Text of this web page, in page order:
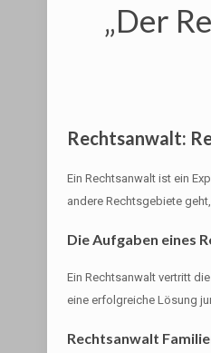
„Der
Rechtsanwalt:
Ein Rechtsanwalt ist ein
andere Rechtsgebiete
Die Aufgaben eines
Ein Rechtsanwalt vertritt
eine erfolgreiche Lösung
Rechtsanwalt